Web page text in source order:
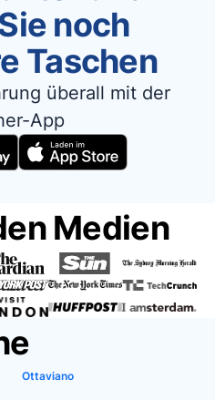
noch
Taschen
überall mit der
App
Medien
Ottaviano